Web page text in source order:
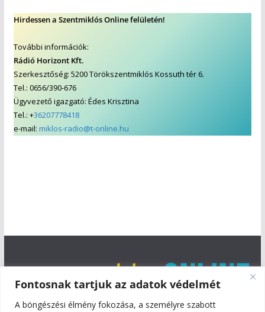
Fontosnak tartjuk az adatok védelmét
A böngészési élmény fokozása, a személyre szabott
Hirdessen a Szentmiklós Online felületén!
További információk:
Rádió Horizont Kft.
Szerkesztőség: 5200 Törökszentmiklós Kossuth tér 6.
Tel.: 0656/390-676
Ügyvezető igazgató: Édes Krisztina
Tel.: +36207778418
e-mail: miklos-radio@t-online.hu